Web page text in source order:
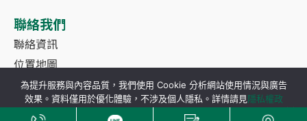
聯絡我們
聯絡資訊
位置地圖
為提升服務與內容品質，我們使用 Cookie 分析網站使用情況與廣告
效果。資料僅用於優化體驗，不涉及個人隱私。詳情請見隱私權政